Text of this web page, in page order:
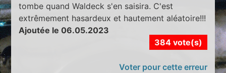
tombe quand Waldeck s'en saisira. C'est
extrêmement hasardeux et hautement aléatoire!!!
Ajoutée le 06.05.2023
384 vote(s)
Voter pour cette erreur